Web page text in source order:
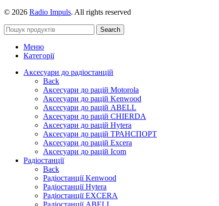
© 2026 Radio Impuls. All rights reserved
Search
Меню
Категорії
Аксесуари до радіостанцій
Back
Аксесуари до рацій Motorola
Аксесуари до рацій Kenwood
Аксесуари до рацій ABELL
Аксесуари до рацій CHIERDA
Аксесуари до рацій Hytera
Аксесуари до рацій ТРАНСПОРТ
Аксесуари до рацій Excera
Аксесуари до рацій Icom
Радіостанції
Back
Радіостанції Kenwood
Радіостанції Hytera
Радіостанції EXCERA
Радіостанції ABELL